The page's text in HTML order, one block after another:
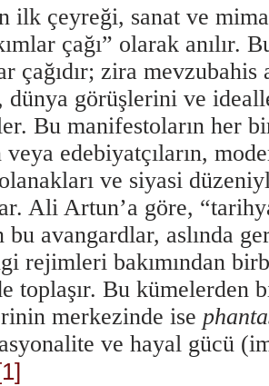
ilk çeyreği, sanat ve
çağı” olarak anılır.
çağıdır; zira mevzubahis
dünya görüşlerini ve
Bu manifestoların her
edebiyatçıların,
ve siyasi
Ali Artun’a göre,
bu avangardlar, aslında
rejimleri bakımından
toplaşır. Bu kümelerden
merkezinde ise
ve hayal gücü